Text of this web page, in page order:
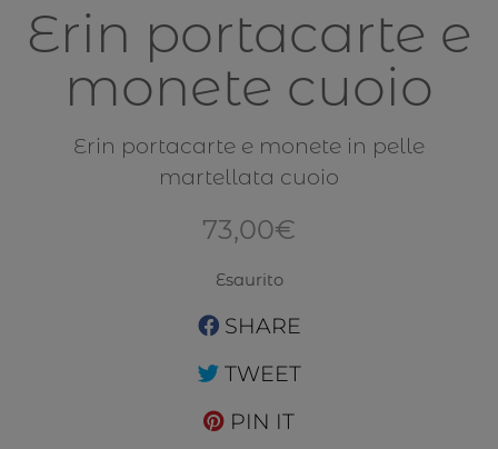
Erin portacarte e
monete cuoio
Erin portacarte e monete in pelle
martellata cuoio
73,00€
Esaurito
SHARE
TWEET
PIN IT